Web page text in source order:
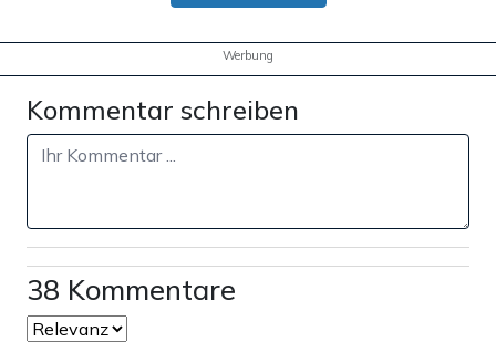
Werbung
Kommentar schreiben
38 Kommentare